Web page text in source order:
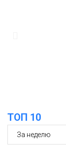
Спорт
ТОП 10